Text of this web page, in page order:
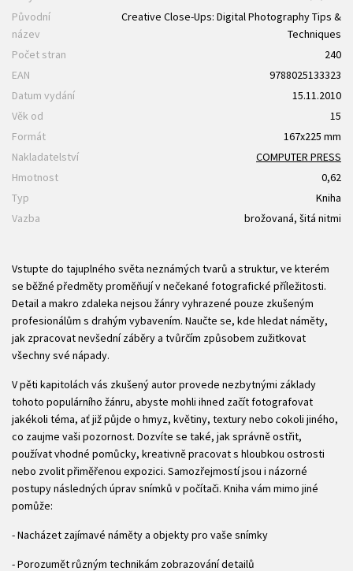
Původní
název
Creative Close-Ups: Digital Photography Tips &
Techniques
Počet stran
240
EAN
9788025133323
Datum vydání
15.11.2010
Věk od
15
Formát
167x225 mm
Nakladatelství
COMPUTER PRESS
Hmotnost
0,62
Typ
Kniha
Vazba
brožovaná, šitá nitmi
Vstupte do tajuplného světa neznámých tvarů a struktur, ve kterém
se běžné předměty proměňují v nečekané fotografické příležitosti.
Detail a makro zdaleka nejsou žánry vyhrazené pouze zkušeným
profesionálům s drahým vybavením. Naučte se, kde hledat náměty,
jak zpracovat nevšední záběry a tvůrčím způsobem zužitkovat
všechny své nápady.
V pěti kapitolách vás zkušený autor provede nezbytnými základy
tohoto populárního žánru, abyste mohli ihned začít fotografovat
jakékoli téma, ať již půjde o hmyz, květiny, textury nebo cokoli jiného,
co zaujme vaši pozornost. Dozvíte se také, jak správně ostřit,
používat vhodné pomůcky, kreativně pracovat s hloubkou ostrosti
nebo zvolit přiměřenou expozici. Samozřejmostí jsou i názorné
postupy následných úprav snímků v počítači. Kniha vám mimo jiné
pomůže:
- Nacházet zajímavé náměty a objekty pro vaše snímky
- Porozumět různým technikám zobrazování detailů